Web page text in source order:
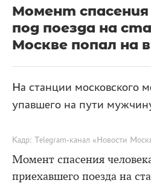
Момент спасения
под поезда на
Москве попал на
На станции московского
упавшего на пути
Кадр: Telegram-канал «Новости
Момент спасения
приехавшего поезда на